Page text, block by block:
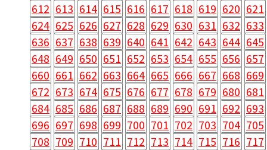
612 613 614 615 616 617 618 619 620 621
624 625 626 627 628 629 630 631 632 633
636 637 638 639 640 641 642 643 644 645
648 649 650 651 652 653 654 655 656 657
660 661 662 663 664 665 666 667 668 669
672 673 674 675 676 677 678 679 680 681
684 685 686 687 688 689 690 691 692 693
696 697 698 699 700 701 702 703 704 705
708 709 710 711 712 713 714 715 716 717